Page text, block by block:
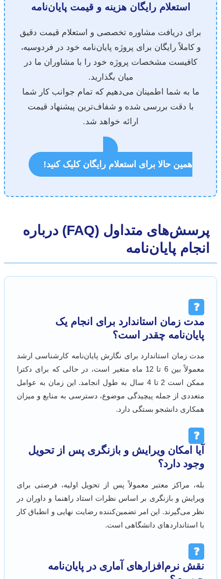
استعلام رایگان هزینه و قیمت پایان‌نامه
برای دریافت مشاوره تخصصی و استعلام قیمت دقیق
و کاملاً رایگان برای پروژه پایان‌نامه خود در فردوسیه،
کافیست مشخصات پروژه خود را با مشاوران ما در
میان بگذارید.
ما به شما اطمینان می‌دهیم که تمام جوانب کار شما
با دقت بررسی شده و شفاف‌ترین پیشنهاد قیمت
ارائه خواهد شد.
همین حالا برای استعلام رایگان کلیک کنید!
پرسش‌های متداول (FAQ) درباره
پایان‌نامه
مدت زمان استاندارد برای انجام یک
پایان‌نامه چقدر است؟
مدت زمان استاندارد برای نگارش پایان‌نامه کارشناسی ارشد
معمولاً بین 6 تا 12 ماه متغیر است، در حالی که برای دکترا
ممکن است 2 تا 4 سال به طول انجامد. این زمان به عوامل
متعددی از جمله پیچیدگی موضوع، دسترسی به منابع و میزان
همکاری دانشجو بستگی دارد.
آیا امکان ویرایش و بازنگری پس از تحویل
وجود دارد؟
بله، مراکز معتبر معمولاً پس از تحویل اولیه، فرصتی برای
ویرایش و بازنگری بر اساس نظرات استاد راهنما و داوران در
نظر می‌گیرند. این امر تضمین‌کننده رضایت نهایی و انطباق کار
با استانداردهای دانشگاهی است.
نقش نرم‌افزارهای آماری در پایان‌نامه